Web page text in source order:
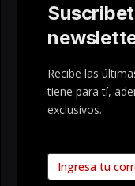
Recibe las
tiene para tí,
exclusivos.